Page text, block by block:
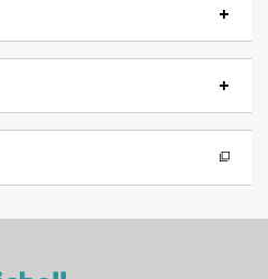
木の温もりと風合いでナチュラ